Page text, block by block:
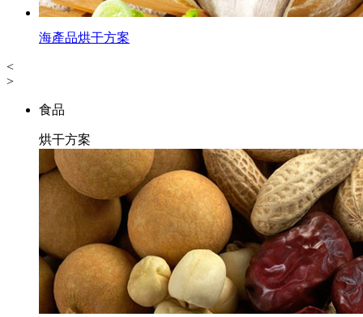
海產品烘干方案
<
>
食品
烘干方案